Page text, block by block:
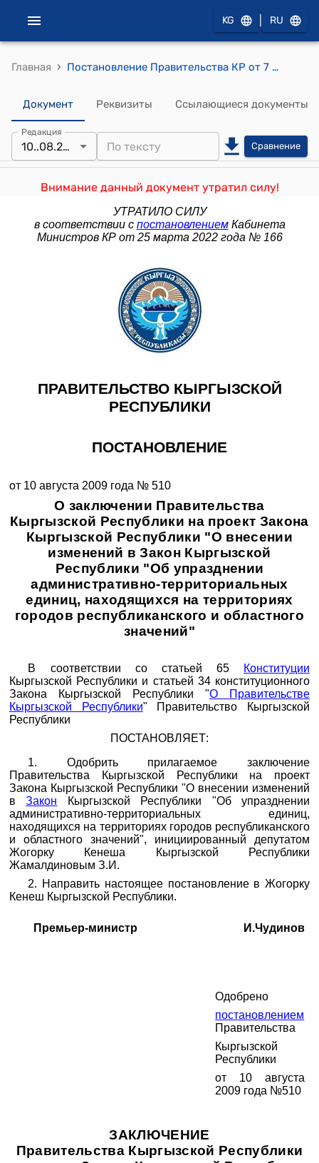
KG RU
Главная › Постановление Правительства КР от 7 августа 2009 года № 510 "О заключении Правительства Кыргызской Республики на проект Закона Кыргызской Республики "О внесении изменений в Закон Кыргызской Республики "Об упразднении административно-территориальных единиц, находящихся на территориях городов республиканского и областного значений"
Документ Реквизиты Ссылающиеся документы
Редакция
10..08.2009 Сравнение
Внимание данный документ утратил силу!